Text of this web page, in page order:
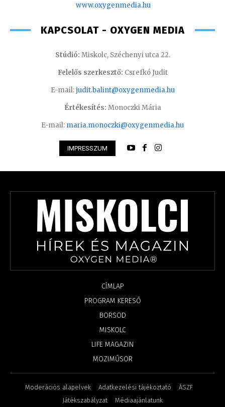
www.oxygenmedia.hu
KAPCSOLAT - OXYGEN MEDIA
Stúdió: Miskolc, Széchenyi utca 22.
Felelős szerkesztő: Csrefkó Judit
E-mail:judit.balint@oxygenmedia.hu
Értékesítés: Monoczki Mária
E-mail: maria.monoczki@oxygenmedia.hu
IMPRESSZUM
CÍMLAP
PROGRAM KERESŐ
BORSOD
MISKOLC
LIFE MAGAZIN
MOZIMŰSOR
Moderációs alapelvek Adatkezelési tájékoztató
ÁSZF
Játékszabályzat
Médiaajánlatunk